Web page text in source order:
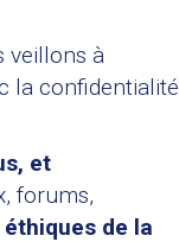
veillons à
la confidentialité
et
forums,
de la